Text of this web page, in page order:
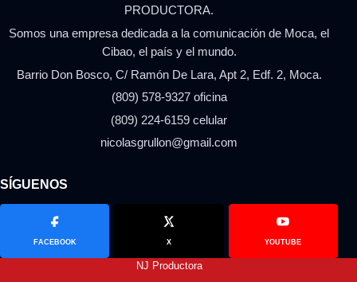
PRODUCTORA.
Somos una empresa dedicada a la comunicación de Moca, el
Cibao, el país y el mundo.
Barrio Don Bosco, C/ Ramón De Lara, Apt 2, Edf. 2, Moca.
(809) 578-9327 oficina
(809) 224-6159 celular
nicolasgrullon@gmail.com
SÍGUENOS
FACEBOOK X YOUTUBE
NJ Productora